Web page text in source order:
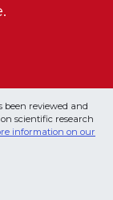
reviewed and
scientific research
information on our